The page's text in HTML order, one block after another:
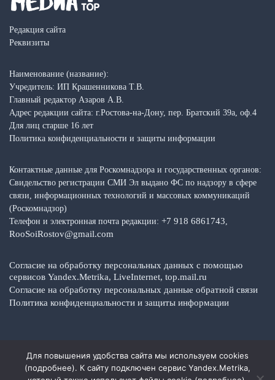
Редакция сайта
Реквизиты
Наименование (название):
Учредитель: ИП Крашенникова Т.В.
Главный редактор Азаров А.В.
Адрес редакции сайта: г.Ростова-на-Дону, пер. Братский 39а, оф.4
Для лиц старше 16 лет
Политика конфиденциальности и защиты информации
Контактные данные для Роскомнадзора и государственных органов:
Свидельство регистрации СМИ Эл выдано ФС по надзору в сфере
связи, информационных технологий и массовых коммуникаций
(Роскомнадзор)
Телефон и электронная почта редакции: +7 918 6861743,
RooSoiRostov@gmail.com
Согласие на обработку персональных данных с помощью
сервисов Yandex.Metrika, LiveInternet, top.mail.ru
Согласие на обработку персональных данные обратной связи
Политика конфиденциальности и защиты информации
Copyright © 2026 Media Top — Общественно-политические факты,
события, новости
Для повышения удобства сайта мы используем cookies
(подробнее). К сайту подключен сервис Yandex.Metrika,